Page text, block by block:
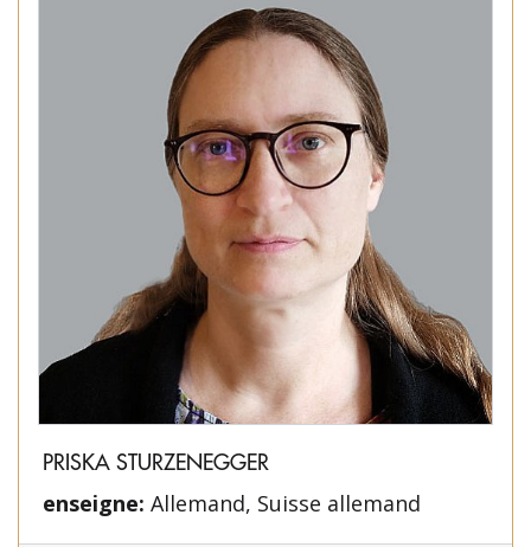
PRISKA STURZENEGGER
enseigne: Allemand, Suisse allemand